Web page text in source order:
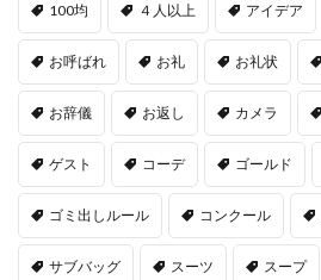
100均 ４人以上 アイデア
お呼ばれ お礼 お礼状
お辞儀 お返し カメラ
ゲスト コーデ ゴールド
ゴミ出しルール コンクール
サブバッグ スーツ スープ